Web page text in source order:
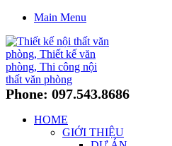
Main Menu
Phone: 097.543.8686
HOME
GIỚI THIỆU